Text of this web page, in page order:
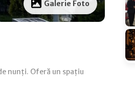
Galerie Foto
nunți. Oferă un spațiu